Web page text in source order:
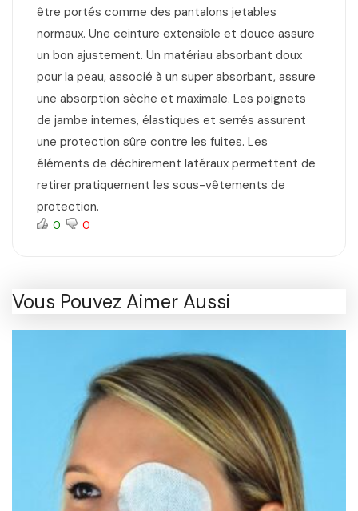
être portés comme des pantalons jetables
normaux. Une ceinture extensible et douce assure
un bon ajustement. Un matériau absorbant doux
pour la peau, associé à un super absorbant, assure
une absorption sèche et maximale. Les poignets
de jambe internes, élastiques et serrés assurent
une protection sûre contre les fuites. Les
éléments de déchirement latéraux permettent de
retirer pratiquement les sous-vêtements de
protection.
0 0
Vous Pouvez Aimer Aussi